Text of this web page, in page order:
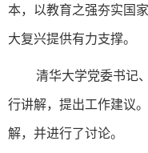
本，以教育之强夯实国
大复兴提供有力支撑。
清华大学党委书记
行讲解，提出工作建议
解，并进行了讨论。